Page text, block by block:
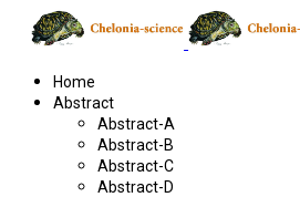
Home
Abstract
Abstract-A
Abstract-B
Abstract-C
Abstract-D